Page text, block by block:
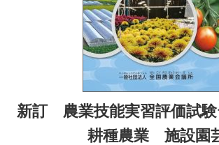
新訂 農業技能実習評価試
耕種農業 施設園